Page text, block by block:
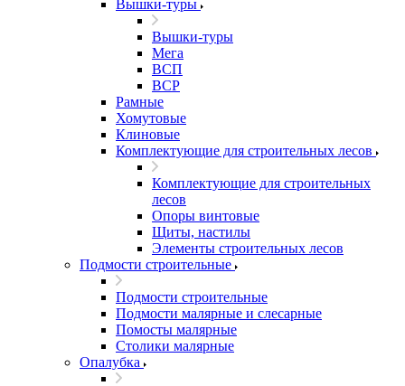
Вышки-туры
Вышки-туры
Мега
ВСП
ВСР
Рамные
Хомутовые
Клиновые
Комплектующие для строительных лесов
Комплектующие для строительных
лесов
Опоры винтовые
Щиты, настилы
Элементы строительных лесов
Подмости строительные
Подмости строительные
Подмости малярные и слесарные
Помосты малярные
Столики малярные
Опалубка